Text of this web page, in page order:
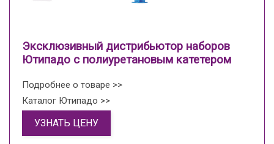
Эксклюзивный дистрибьютор наборов
Ютипадо с полиуретановым катетером
Подробнее о товаре >>
Каталог Ютипадо >>
УЗНАТЬ ЦЕНУ